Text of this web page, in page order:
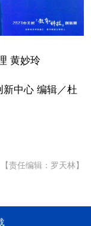
黄妙玲
新中心 编辑／杜
【责任编辑：罗天林】